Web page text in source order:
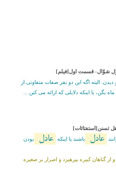
شوّال- قسمت اول[فیلم]
البته اگه این دو نفر صفات متفاوتی از
بگن، یا اینکه دلایلی که ارائه می کنن ...
تسنن[استفتائات]
عادل باشند یا اینکه عادل
بودن
گناهان کبیره بپرهیزد و اصرار بر صغیره